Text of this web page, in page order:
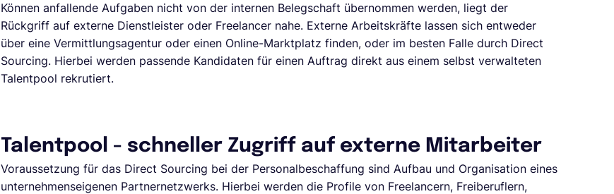
Können anfallende Aufgaben nicht von der internen Belegschaft übernommen werden, liegt der
Rückgriff auf externe Dienstleister oder Freelancer nahe. Externe Arbeitskräfte lassen sich entweder
über eine Vermittlungsagentur oder einen Online-Marktplatz finden, oder im besten Falle durch Direct
Sourcing. Hierbei werden passende Kandidaten für einen Auftrag direkt aus einem selbst verwalteten
Talentpool rekrutiert.
Talentpool - schneller Zugriff auf externe Mitarbeiter
Voraussetzung für das Direct Sourcing bei der Personalbeschaffung sind Aufbau und Organisation eines
unternehmenseigenen Partnernetzwerks. Hierbei werden die Profile von Freelancern, Freiberuflern,